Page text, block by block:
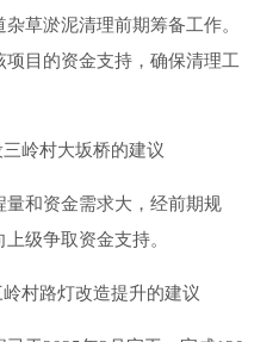
草淤泥清理前期筹备工作。
目的资金支持，确保清理工
岭村大坂桥的建议
和资金需求大，经前期规
级争取资金支持。
村路灯改造提升的建议